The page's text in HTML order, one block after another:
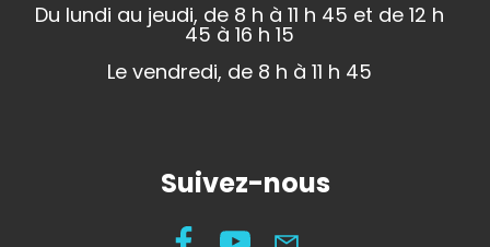
Du lundi au jeudi, de 8 h à 11 h 45 et de 12 h
45 à 16 h 15
Le vendredi, de 8 h à 11 h 45
Suivez-nous